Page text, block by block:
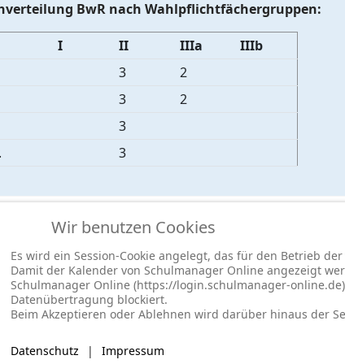
BwR nach Wahlpflichtfächergruppen:
I II IIIa
IIIb
3
2
3
2
3
3
-Datenschutz-Prävention-Cookie-Einstellungen-
Wir benutzen Cookies
Es wird ein Session-Cookie angelegt, das für den Betrieb
Damit der Kalender von Schulmanager Online angezeigt
Schulmanager Online (https://login.schulmanager-
Datenübertragung blockiert.
Beim Akzeptieren oder Ablehnen wird darüber hinaus der
Datenschutz | Impressum